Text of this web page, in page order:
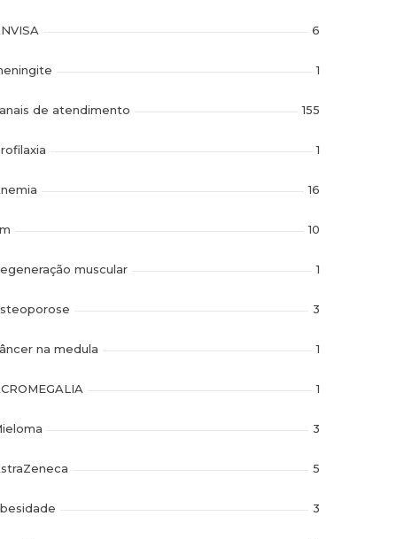
6
1
de atendimento 155
1
16
10
muscular 1
3
na medula 1
1
3
5
3